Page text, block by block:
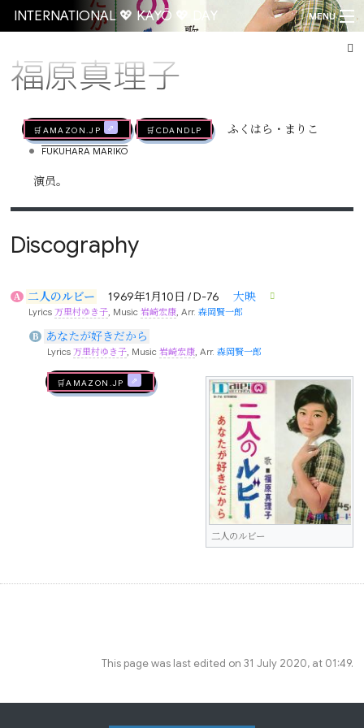
INTERNATIONAL 💖 KAYŌ 💖 DAY MENU
福原真理子
🛒AMAZON.jp 🛒CDandLP ふくはら・まりこ
• FUKUHARA MARIKO
演员。
Discography
A 二人のルビー 1969年1月10日 / D-76 大映
Lyrics万里村ゆき子 , Music岩崎宏康 , Arr.森岡賢一郎
B あなたが好きだから
Lyrics 万里村ゆき子, Music 岩崎宏康, Arr. 森岡賢一郎
二人のルビー
🛒AMAZON.jp
This page was last edited on 31 July 2020, at 01:49.